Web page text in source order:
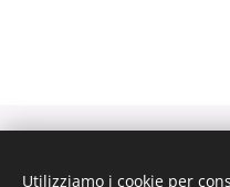
Utilizziamo i cookie per